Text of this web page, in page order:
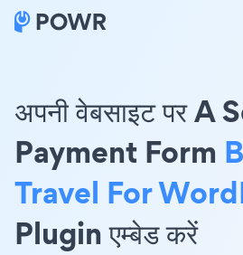
अपनी वेबसाइट पर A
Payment Form
Travel For
Plugin एम्बेड करें